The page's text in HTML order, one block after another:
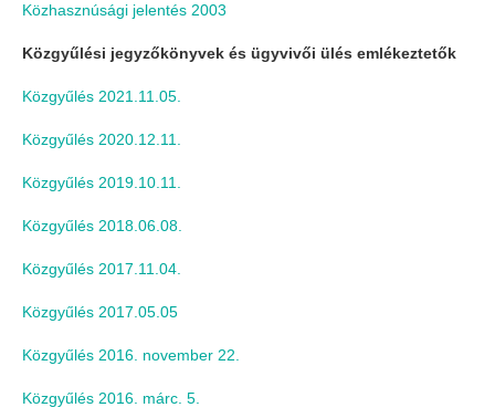
Közhasznúsági jelentés 2003
Közgyűlési jegyzőkönyvek és ügyvivői ülés emlékeztetők
Közgyűlés 2021.11.05.
Közgyűlés 2020.12.11.
Közgyűlés 2019.10.11.
Közgyűlés 2018.06.08.
Közgyűlés 2017.11.04.
Közgyűlés 2017.05.05
Közgyűlés 2016. november 22.
Közgyűlés 2016. márc. 5.